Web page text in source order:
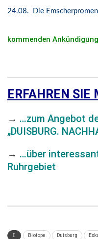
24.08. Die
kommenden
ERFAHREN SIE
→ …zum Angebot
„DUISBURG.
→ …über
Ruhrgebiet
Biotope Duisburg